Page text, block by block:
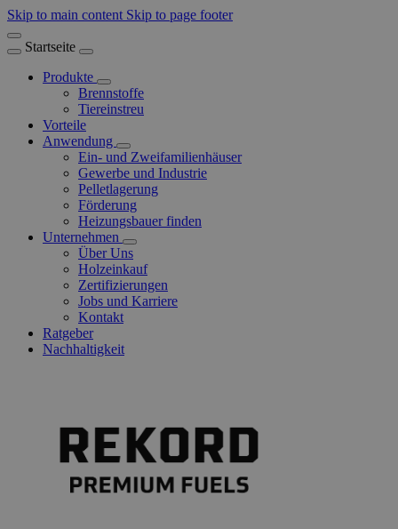
Skip to main content Skip to page footer
Startseite
Produkte
Brennstoffe
Tiereinstreu
Vorteile
Anwendung
Ein- und Zweifamilienhäuser
Gewerbe und Industrie
Pelletlagerung
Förderung
Heizungsbauer finden
Unternehmen
Über Uns
Holzeinkauf
Zertifizierungen
Jobs und Karriere
Kontakt
Ratgeber
Nachhaltigkeit